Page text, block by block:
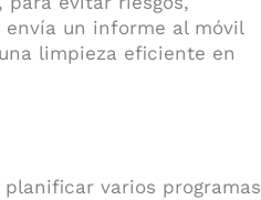
un informe al móvil
limpieza eficiente en
varios programas